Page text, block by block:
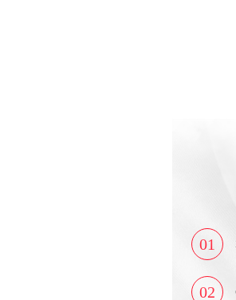
01
02